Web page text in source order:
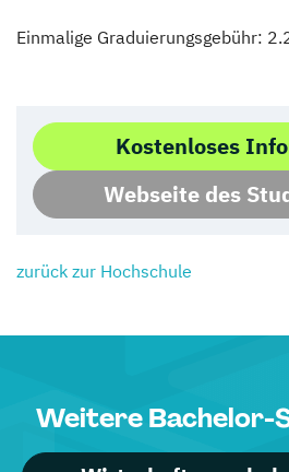
Einmalige Graduierungsgebühr:
Kostenloses
Webseite des
zurück zur Hochschule
Weitere Bachelor-